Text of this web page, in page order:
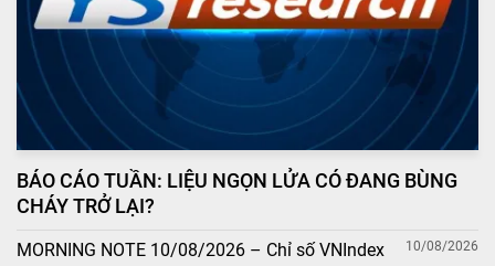
BÁO CÁO TUẦN: LIỆU NGỌN LỬA CÓ ĐANG BÙNG
CHÁY TRỞ LẠI?
MORNING NOTE 10/08/2026 – Chỉ số VNIndex
10/08/2026